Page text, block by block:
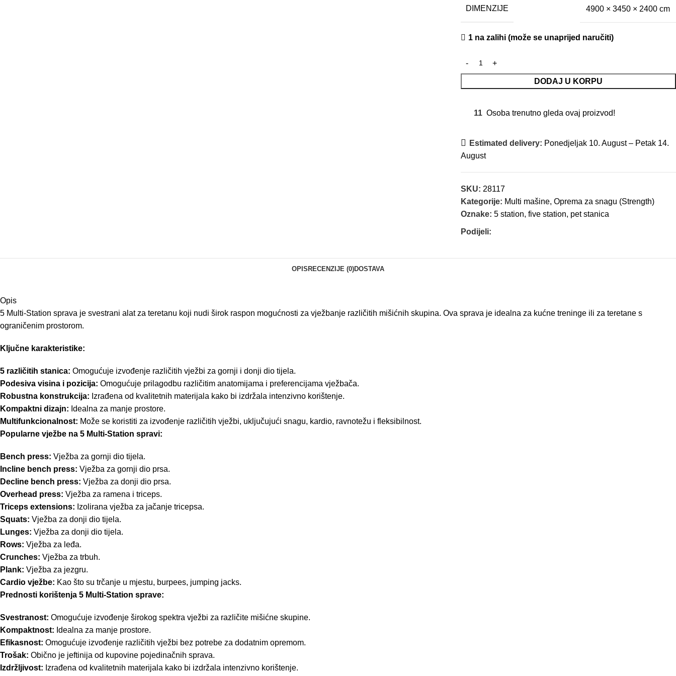
DIMENZIJE 4900 × 3450 × 2400 cm
1 na zalihi (može se unaprijed naručiti)
DODAJ U KORPU
11 Osoba trenutno gleda ovaj proizvod!
Estimated delivery: Ponedjeljak 10. August – Petak 14.
August
SKU: 28117
Kategorije: Multi mašine, Oprema za snagu (Strength)
Oznake: 5 station, five station, pet stanica
Podijeli:
OPISRECENZIJE (0)DOSTAVA
Opis
5 Multi-Station sprava je svestrani alat za teretanu koji nudi širok raspon mogućnosti za vježbanje različitih mišićnih skupina. Ova sprava je idealna za kućne treninge ili za teretane s
ograničenim prostorom.
Ključne karakteristike:
5 različitih stanica: Omogućuje izvođenje različitih vježbi za gornji i donji dio tijela.
Podesiva visina i pozicija: Omogućuje prilagodbu različitim anatomijama i preferencijama vježbača.
Robustna konstrukcija: Izrađena od kvalitetnih materijala kako bi izdržala intenzivno korištenje.
Kompaktni dizajn: Idealna za manje prostore.
Multifunkcionalnost: Može se koristiti za izvođenje različitih vježbi, uključujući snagu, kardio, ravnotežu i fleksibilnost.
Popularne vježbe na 5 Multi-Station spravi:
Bench press: Vježba za gornji dio tijela.
Incline bench press: Vježba za gornji dio prsa.
Decline bench press: Vježba za donji dio prsa.
Overhead press: Vježba za ramena i triceps.
Triceps extensions: Izolirana vježba za jačanje tricepsa.
Squats: Vježba za donji dio tijela.
Lunges: Vježba za donji dio tijela.
Rows: Vježba za leđa.
Crunches: Vježba za trbuh.
Plank: Vježba za jezgru.
Cardio vježbe: Kao što su trčanje u mjestu, burpees, jumping jacks.
Prednosti korištenja 5 Multi-Station sprave:
Svestranost: Omogućuje izvođenje širokog spektra vježbi za različite mišićne skupine.
Kompaktnost: Idealna za manje prostore.
Efikasnost: Omogućuje izvođenje različitih vježbi bez potrebe za dodatnim opremom.
Trošak: Obično je jeftinija od kupovine pojedinačnih sprava.
Izdržljivost: Izrađena od kvalitetnih materijala kako bi izdržala intenzivno korištenje.